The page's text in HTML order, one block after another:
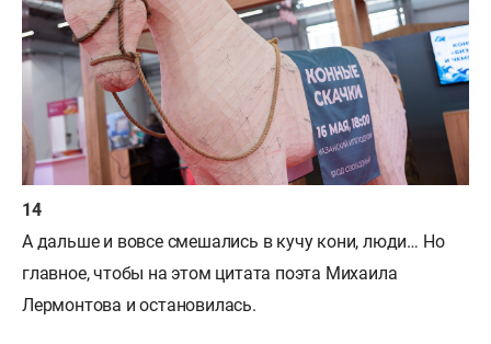
А дальше и вовсе смешались в кучу кони, люди… Но
главное, чтобы на этом цитата поэта Михаила
Лермонтова и остановилась.